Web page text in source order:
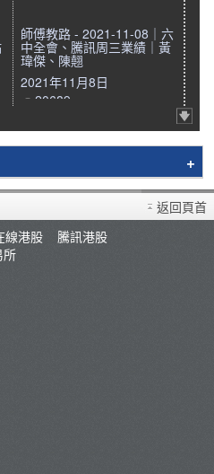
師傅教路 - 2021-11-08｜六
中全會、騰訊周三業績｜黃
瑋傑、陳翹
2021年11月8日
20689
劃
返回頁首
線港股
騰訊港股
所